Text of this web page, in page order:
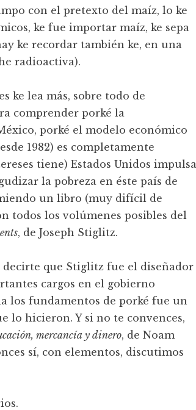
con el pretexto del maíz, lo ke
ke fue importar maíz, ke sepa
ke recordar también ke, en una
radioactiva).
ke lea más, sobre todo de
comprender porké la
porké el modelo económico
1982) es completamente
tiene) Estados Unidos impulsa
la pobreza en éste país de
un libro (muy difícil de
todos los volúmenes posibles del
, de Joseph Stiglitz.
que Stiglitz fue el diseñador
cargos en el gobierno
los fundamentos de porké fue un
lo hicieron. Y si no te convences,
mercancía y dinero, de Noam
sí, con elementos, discutimos